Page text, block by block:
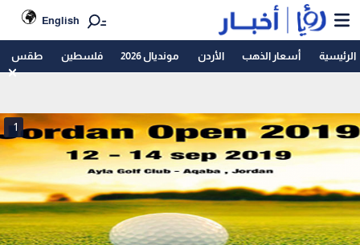
English
الرئيسية أسعار الذهب الأردن مونديال 2026 فلسطين طقس
1